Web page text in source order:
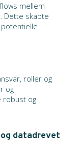
mellem
Dette skabte
roller og
og
robust og
datadrevet